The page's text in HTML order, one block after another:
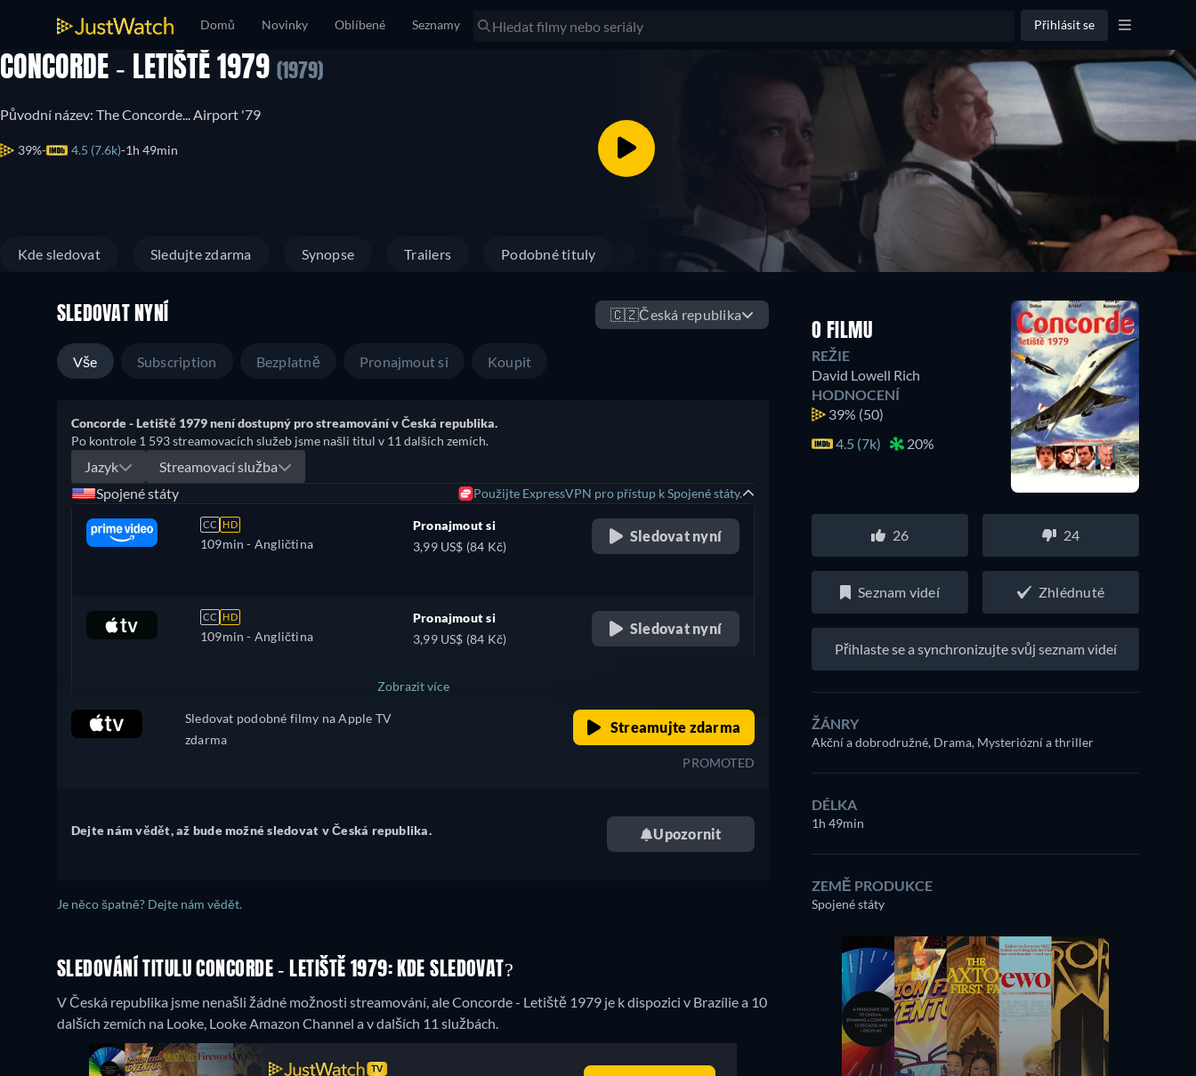
Domů Novinky Oblíbené Seznamy Přihlásit se
CONCORDE - LETIŠTĚ 1979 (1979)
Původní název: The Concorde... Airport '79
39% 4.5 (7.6k) 1h 49min
Kde sledovat Sledujte zdarma Synopse Trailers Podobné tituly
SLEDOVAT NYNÍ 🇨🇿Česká republika
Vše Subscription Bezplatně Pronajmout si Koupit
Concorde - Letiště 1979 není dostupný pro streamování v Česká republika.
Po kontrole 1 593 streamovacích služeb jsme našli titul v 11 dalších zemích.
Jazyk
Streamovací služba
Spojené státy
Použijte ExpressVPN pro přístup k Spojené státy.
CC HD
109min - Angličtina
Pronajmout si
3,99 US$ (84 Kč)
Sledovat nyní
CC HD
109min - Angličtina
Pronajmout si
3,99 US$ (84 Kč)
Sledovat nyní
Brazílie
Zobrazit více
Sledovat podobné filmy na Apple TV
zdarma
Streamujte zdarma
PROMOTED
Dejte nám vědět, až bude možné sledovat v Česká republika. Upozornit
Je něco špatně? Dejte nám vědět.
SLEDOVÁNÍ TITULU CONCORDE - LETIŠTĚ 1979: KDE SLEDOVAT?
V Česká republika jsme nenašli žádné možnosti streamování, ale Concorde - Letiště 1979 je k dispozici v Brazílie a 10
dalších zemích na Looke, Looke Amazon Channel a v dalších 11 službách.
O FILMU
REŽIE
David Lowell Rich
HODNOCENÍ
39% (50)
4.5 (7k)
20%
26 24
Seznam videí Zhlédnuté
Přihlaste se a synchronizujte svůj seznam videí
ŽÁNRY
Akční a dobrodružné, Drama, Mysteriózní a thriller
DÉLKA
1h 49min
ZEMĚ PRODUKCE
Spojené státy